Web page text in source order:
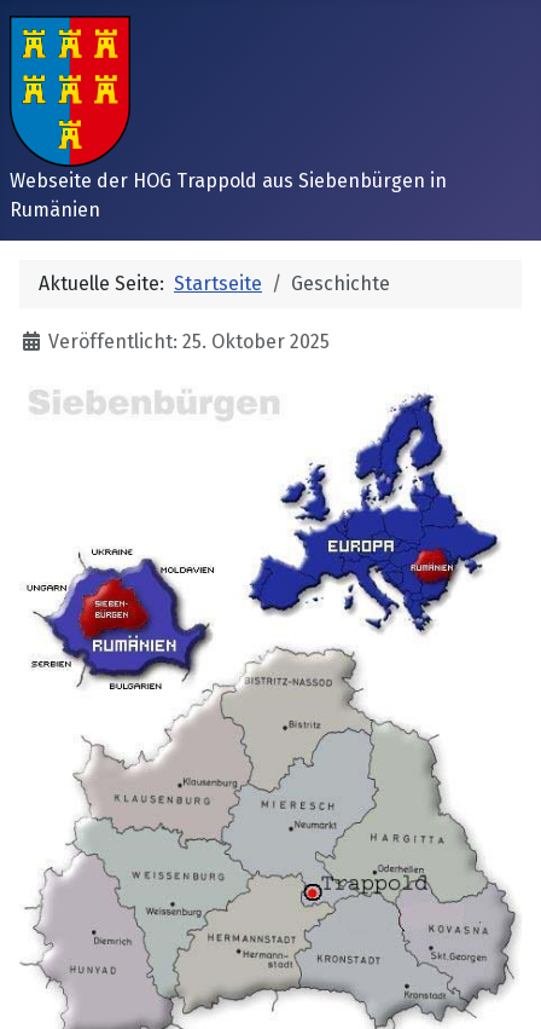
Webseite der HOG Trappold aus Siebenbürgen in
Rumänien
Aktuelle Seite: Startseite Geschichte
Details
Veröffentlicht: 25. Oktober 2025